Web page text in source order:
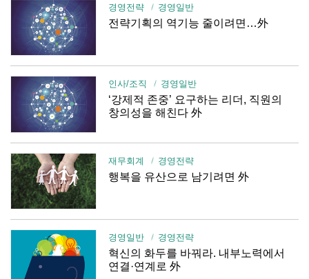
경영전략 경영일반
전략기획의 역기능 줄이려면…外
인사/조직 경영일반
‘강제적 존중’ 요구하는 리더, 직원의
창의성을 해친다 外
재무회계 경영전략
행복을 유산으로 남기려면 外
경영일반 경영전략
혁신의 화두를 바꿔라. 내부노력에서
연결·연계로 外